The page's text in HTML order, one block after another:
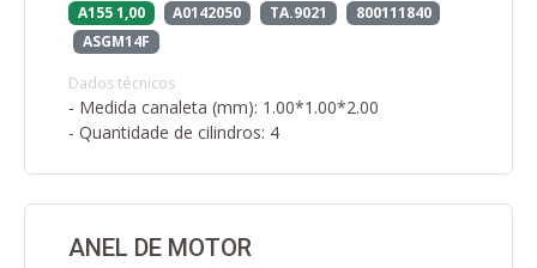
A155 1,00
A0142050 TA.9021
800111840
ASGM14F
Dados técnicos
- Medida canaleta (mm): 1.00*1.00*2.00
- Quantidade de cilindros: 4
ANEL DE MOTOR